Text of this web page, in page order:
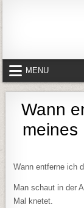
MENU
Wann
Wann entferne ich
Man schaut in der
Mal knetet.